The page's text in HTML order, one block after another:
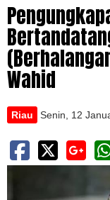
Wahid
Riau Senin, 12